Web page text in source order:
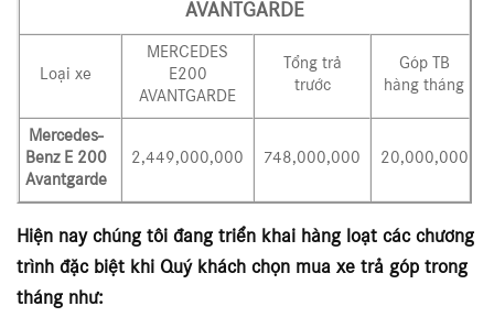
AVANTGARDE
Loại xe
MERCEDES
E200
AVANTGARDE
Tổng trả
trước
Góp TB
hàng tháng
Mercedes-
Benz E 200
Avantgarde
2,449,000,000 748,000,000 20,000,000
Hiện nay chúng tôi đang triển khai hàng loạt các chương
trình đặc biệt khi Quý khách chọn mua xe trả góp trong
tháng như: